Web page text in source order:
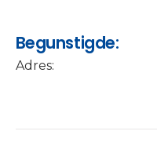
Begunstigde:
Adres: